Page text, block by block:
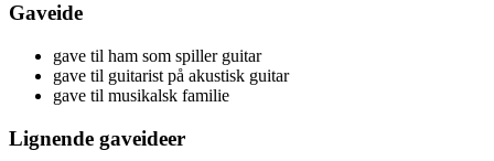
Gaveide
gave til ham som spiller guitar
gave til guitarist på akustisk guitar
gave til musikalsk familie
Lignende gaveideer